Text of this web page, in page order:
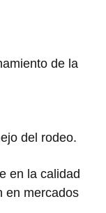
de la
del rodeo.
en la calidad
en mercados